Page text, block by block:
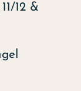
12 &